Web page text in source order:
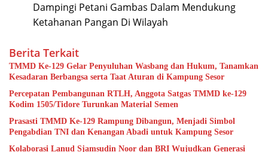
Dampingi Petani Gambas Dalam Mendukung
Ketahanan Pangan Di Wilayah
Berita Terkait
TMMD Ke-129 Gelar Penyuluhan Wasbang dan Hukum, Tanamkan
Kesadaran Berbangsa serta Taat Aturan di Kampung Sesor
Percepatan Pembangunan RTLH, Anggota Satgas TMMD ke-129
Kodim 1505/Tidore Turunkan Material Semen
Prasasti TMMD Ke-129 Rampung Dibangun, Menjadi Simbol
Pengabdian TNI dan Kenangan Abadi untuk Kampung Sesor
Kolaborasi Lanud Sjamsudin Noor dan BRI Wujudkan Generasi